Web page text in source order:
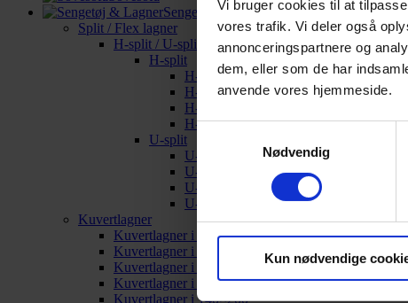
Vi bruger cookies til at
vores trafik. Vi deler også
annonceringspartnere og
dem, eller som de har
anvende vores hjemmeside.
Samtykkevalg
Nødvendig
Kun nødvendige
Sengetøj & Lagner
Split / Flex lagner
H-split / U-split
H-split
H-split i 160×200
H-split i 180×200
H-split i 180×210
H-split i specialmål
U-split
U-split i 160×200
U-split i 180×200
U-split i 180×210
U-split i specialmål
Kuvertlagner
Kuvertlagner i 80×200
Kuvertlagner i 90×200
Kuvertlagner i 90×210
Kuvertlagner i 120×200
Kuvertlagner i 140×200